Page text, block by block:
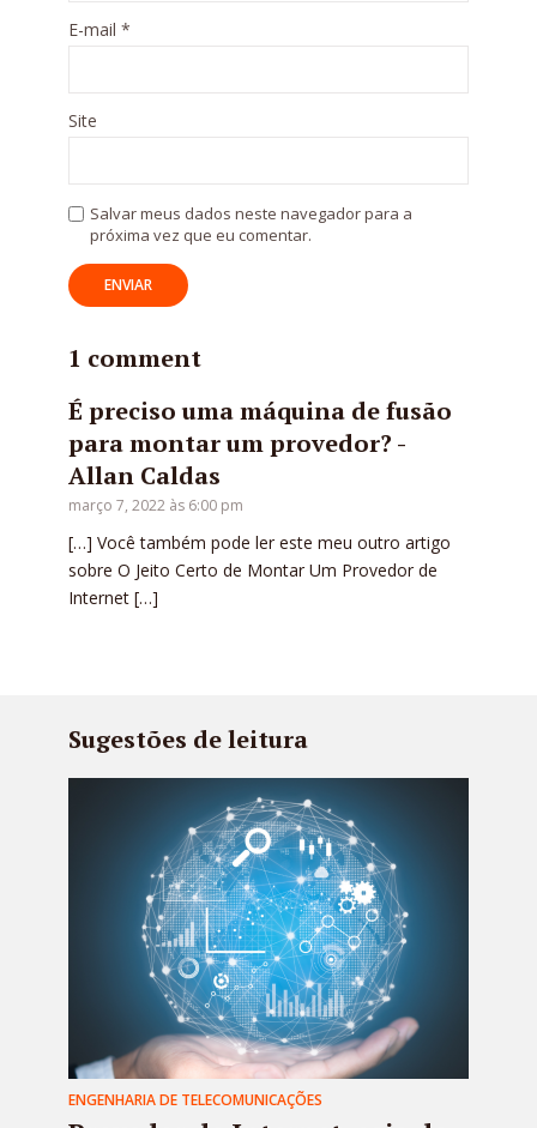
E-mail *
Site
Salvar meus dados neste navegador para a
próxima vez que eu comentar.
1 comment
É preciso uma máquina de fusão
para montar um provedor? -
Allan Caldas
março 7, 2022 às 6:00 pm
[…] Você também pode ler este meu outro artigo
sobre O Jeito Certo de Montar Um Provedor de
Internet […]
Sugestões de leitura
ENGENHARIA DE TELECOMUNICAÇÕES